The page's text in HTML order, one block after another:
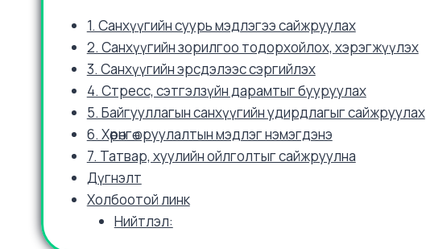
1. Санхүүгийн суурь мэдлэгээ сайжруулах
2. Санхүүгийн зорилгоо тодорхойлох, хэрэгжүүлэх
3. Санхүүгийн эрсдэлээс сэргийлэх
4. Стресс, сэтгэлзүйн дарамтыг бууруулах
5. Байгууллагын санхүүгийн удирдлагыг сайжруулах
6. Хөрөнгө оруулалтын мэдлэг нэмэгдэнэ
7. Татвар, хуулийн ойлголтыг сайжруулна
Дүгнэлт
Холбоотой линк
Нийтлэл: